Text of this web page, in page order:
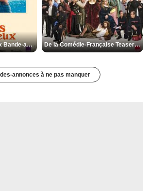
Les Matins merveilleux Bande-annonce VF De la Comédie-Française Teaser VF
annonces à ne pas manquer